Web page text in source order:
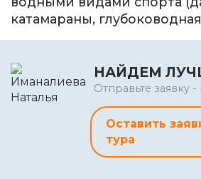
катамараны,
НАЙДЕМ
Отправьте заявку
Оставить
тура